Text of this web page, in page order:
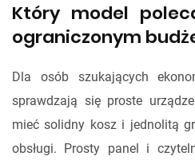
Który model
ograniczonym
Dla osób szukających
sprawdzają się proste
mieć solidny kosz i jednolitą
obsługi. Prosty panel i